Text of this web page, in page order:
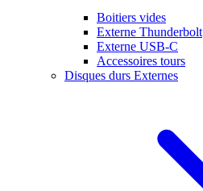
Boitiers vides
Externe Thunderbolt
Externe USB-C
Accessoires tours
Disques durs Externes